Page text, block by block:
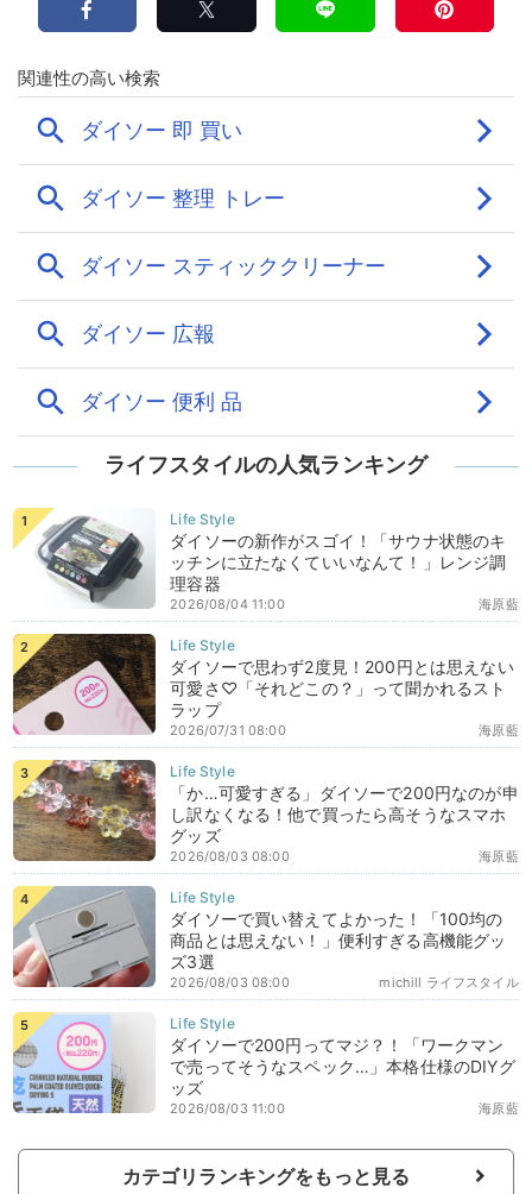
ライフスタイルの人気ランキング
ダイソーの新作がスゴイ！「サウナ状態のキ
ッチンに立たなくていいなんて！」レンジ調
理容器
海原藍
2026/08/04 11:00
ダイソーで思わず2度見！200円とは思えない
可愛さ♡「それどこの？」って聞かれるスト
ラップ
海原藍
2026/07/31 08:00
「か…可愛すぎる」ダイソーで200円なのが申
し訳なくなる！他で買ったら高そうなスマホ
グッズ
海原藍
2026/08/03 08:00
ダイソーで買い替えてよかった！「100均の
商品とは思えない！」便利すぎる高機能グッ
ズ3選
michill ライフスタイル
2026/08/03 08:00
ダイソーで200円ってマジ？！「ワークマン
で売ってそうなスペック…」本格仕様のDIYグ
ッズ
海原藍
2026/08/03 11:00
カテゴリランキングをもっと見る